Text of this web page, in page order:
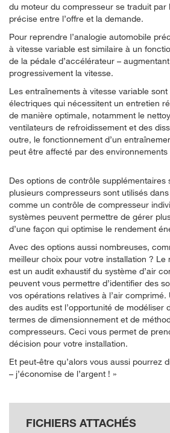
du moteur du compresseur se traduit par
précise entre l’offre et la demande.
Pour reprendre l’analogie automobile
à vitesse variable est similaire à un
de la pédale d’accélérateur –
progressivement la vitesse.
Les entraînements à vitesse variable
électriques qui nécessitent un entretien
de manière optimale, notamment le
ventilateurs de refroidissement et des
outre, le fonctionnement d’un
peut être affecté par des environnements
Des options de contrôle supplémentaires
plusieurs compresseurs sont utilisés
comme un contrôle de compresseur
systèmes peuvent permettre de gérer
d’une façon qui optimise le rendement
Avec des options aussi nombreuses,
meilleur choix pour votre installation ? Le
est un audit exhaustif du système d’air
peuvent vous permettre d’identifier des
vos opérations relatives à l’air
des audits est l’opportunité de modéliser
termes de dimensionnement et de
compresseurs. Ceci vous permet de
décision pour votre installation.
Et peut-être qu’alors vous aussi pourrez
– j’économise de l’argent ! »
FICHIERS ATTACHÉS